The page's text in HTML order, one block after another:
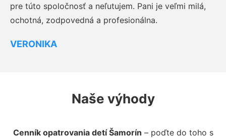
pre túto spoločnosť a neľutujem. Pani je veľmi milá,
ochotná, zodpovedná a profesionálna.
VERONIKA
Naše výhody
Cenník opatrovania detí Šamorín – poďte do toho s